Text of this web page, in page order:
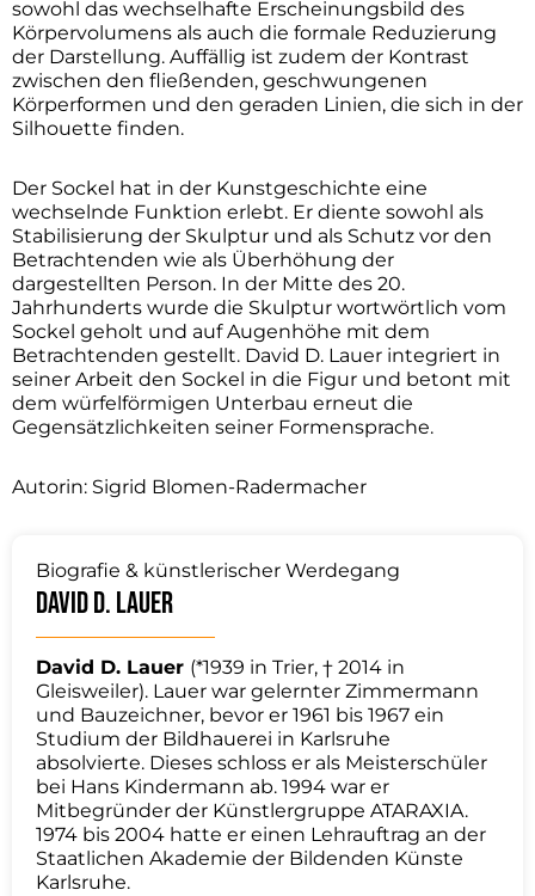
sowohl das wechselhafte Erscheinungsbild des
Körpervolumens als auch die formale Reduzierung
der Darstellung. Auffällig ist zudem der Kontrast
zwischen den fließenden, geschwungenen
Körperformen und den geraden Linien, die sich in der
Silhouette finden.
Der Sockel hat in der Kunstgeschichte eine
wechselnde Funktion erlebt. Er diente sowohl als
Stabilisierung der Skulptur und als Schutz vor den
Betrachtenden wie als Überhöhung der
dargestellten Person. In der Mitte des 20.
Jahrhunderts wurde die Skulptur wortwörtlich vom
Sockel geholt und auf Augenhöhe mit dem
Betrachtenden gestellt. David D. Lauer integriert in
seiner Arbeit den Sockel in die Figur und betont mit
dem würfelförmigen Unterbau erneut die
Gegensätzlichkeiten seiner Formensprache.
Autorin: Sigrid Blomen-Radermacher
Biografie & künstlerischer Werdegang
David D. Lauer
David D. Lauer (*1939 in Trier, † 2014 in
Gleisweiler). Lauer war gelernter Zimmermann
und Bauzeichner, bevor er 1961 bis 1967 ein
Studium der Bildhauerei in Karlsruhe
absolvierte. Dieses schloss er als Meisterschüler
bei Hans Kindermann ab. 1994 war er
Mitbegründer der Künstlergruppe ATARAXIA.
1974 bis 2004 hatte er einen Lehrauftrag an der
Staatlichen Akademie der Bildenden Künste
Karlsruhe.